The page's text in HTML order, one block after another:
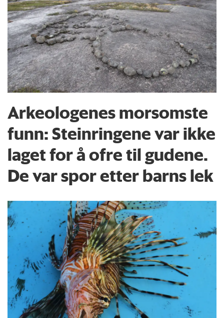
Arkeologenes morsomste
funn: Steinringene var ikke
laget for å ofre til gudene.
De var spor etter barns lek